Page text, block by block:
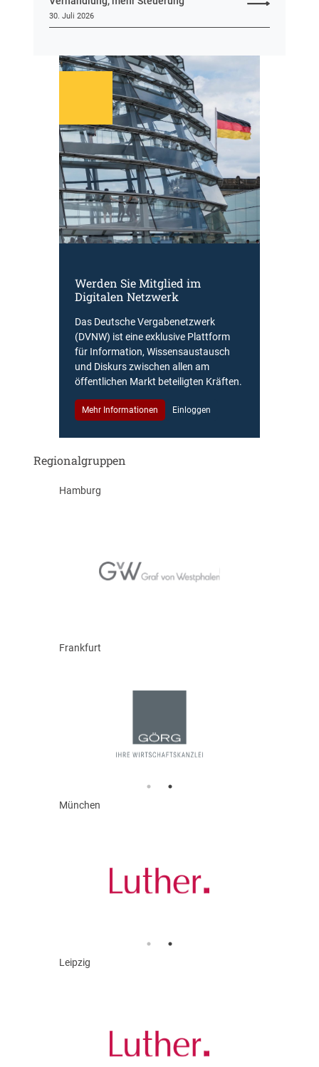
30. Juli 2026
Werden Sie Mitglied im
Digitalen Netzwerk
Das Deutsche Vergabenetzwerk
(DVNW) ist eine exklusive Plattform
für Information, Wissensaustausch
und Diskurs zwischen allen am
öffentlichen Markt beteiligten Kräften.
Mehr Informationen Einloggen
Regionalgruppen
Hamburg
Frankfurt
München
Leipzig